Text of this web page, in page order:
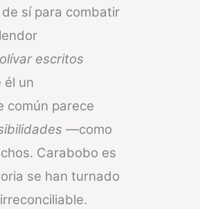
sí para combatir
escritos
él un
común parece
­—como
Carabobo es
se han turnado